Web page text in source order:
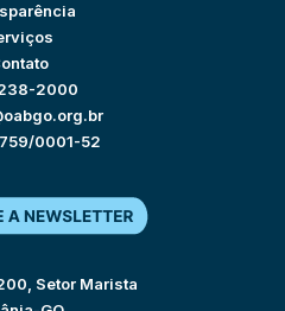
2000
0001-52
Setor Marista